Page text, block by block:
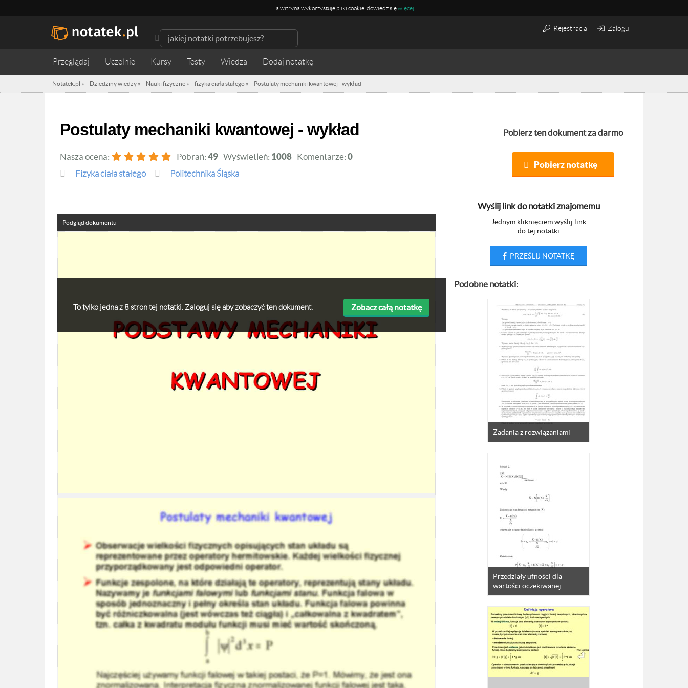
Ta witryna wykorzystuje pliki cookie, dowiedz sięwięcej
Rejestracja Zaloguj
Przeglądaj Uczelnie Kursy Testy Wiedza
Notatek.pl » Dziedziny wiedzy » Nauki fizyczne » fizyka ciała stałego » Postulaty mechaniki kwantowej - wykład
Postulaty mechaniki kwantowej - wykład
Nasza ocena: Pobrań: 49 Wyświetleń: 1008 Komentarze: 0
fizyka ciała stałego Politechnika Śląska
Pobierz ten dokument za darmo
Pobierz notatkę
To tylko jedna z 8 stron tej notatki. Zaloguj się aby zobaczyć ten dokument. Zobacz całą notatkę
Podgląd dokumentu
Wyślij link do notatki znajomemu
Jednym kliknięciem wyślij link
do tej notatki
PRZEŚLIJ NOTATKĘ
Podobne notatki:
Zadania z rozwiązaniami
Przedziały ufności dla
wartości oczekiwanej